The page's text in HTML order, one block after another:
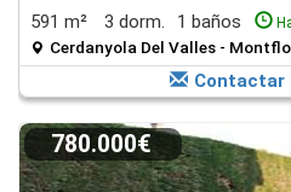
591 m²
3 dorm. 1 baños
Cerdanyola Del Valles -
Contactar
780.000€